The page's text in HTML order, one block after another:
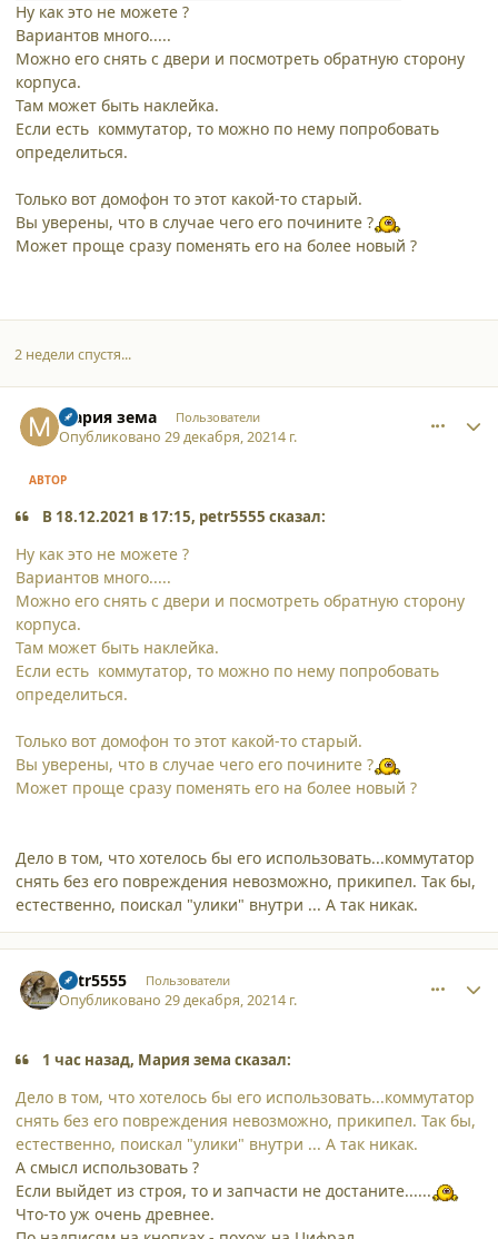
Ну как это не можете ?
Вариантов много.....
Можно его снять с двери и посмотреть обратную сторону
корпуса.
Там может быть наклейка.
Если есть коммутатор, то можно по нему попробовать
определиться.
Только вот домофон то этот какой-то старый.
Вы уверены, что в случае чего его почините ?
Может проще сразу поменять его на более новый ?
2 недели спустя...
Мария зема Пользователи
Опубликовано29 декабря, 20214 г.
АВТОР
В 18.12.2021 в 17:15, petr5555 сказал:
Ну как это не можете ?
Вариантов много.....
Можно его снять с двери и посмотреть обратную сторону
корпуса.
Там может быть наклейка.
Если есть коммутатор, то можно по нему попробовать
определиться.
Только вот домофон то этот какой-то старый.
Вы уверены, что в случае чего его почините ?
Может проще сразу поменять его на более новый ?
Дело в том, что хотелось бы его использовать...коммутатор
снять без его повреждения невозможно, прикипел. Так бы,
естественно, поискал "улики" внутри ... А так никак.
petr5555 Пользователи
Опубликовано29 декабря, 20214 г.
1 час назад, Мария зема сказал:
Дело в том, что хотелось бы его использовать...коммутатор
снять без его повреждения невозможно, прикипел. Так бы,
естественно, поискал "улики" внутри ... А так никак.
А смысл использовать ?
Если выйдет из строя, то и запчасти не достаните......
Что-то уж очень древнее.